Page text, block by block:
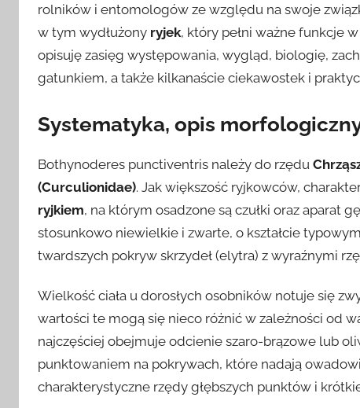
z
rolników i entomologów ze względu na swoje
w tym wydłużony ryjek, który pełni ważne funkcje
opisuję zasięg występowania, wygląd, biologię,
gatunkiem, a także kilkanaście ciekawostek i
Systematyka, opis
Bothynoderes punctiventris należy do rzędu
(Curculionidae). Jak większość ryjkowców,
ryjkiem, na którym osadzone są czułki oraz aparat
stosunkowo niewielkie i zwarte, o kształcie
twardszych pokryw skrzydeł (elytra) z wyraźnymi
Wielkość ciała u dorosłych osobników notuje się
wartości te mogą się nieco różnić w zależności od
najczęściej obejmuje odcienie szaro-brązowe lub
punktowaniem na pokrywach, które nadają
charakterystyczne rzędy głębszych punktów i